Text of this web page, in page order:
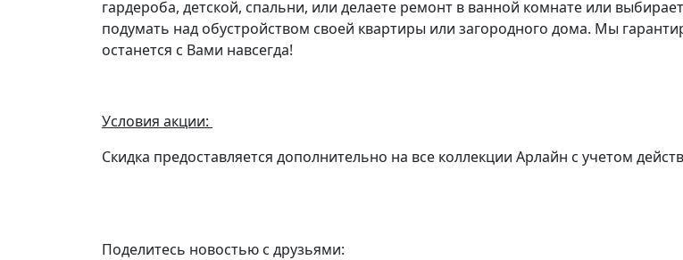
гардероба, детской, спальни, или делаете ремонт в ванной комнате или
подумать над обустройством своей квартиры или загородного дома. Мы
останется с Вами навсегда!
Условия акции:
Скидка предоставляется дополнительно на все коллекции Арлайн с учетом
Поделитесь новостью с друзьями: